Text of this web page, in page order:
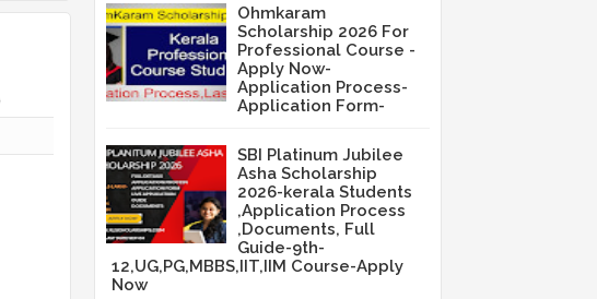
Ohmkaram
Scholarship 2026 For
Professional Course -
Apply Now-
Application Process-
Application Form-
SBI Platinum Jubilee
Asha Scholarship
2026-kerala Students
,Application Process
,Documents, Full
Guide-9th-
12,UG,PG,MBBS,IIT,IIM Course-Apply
Now